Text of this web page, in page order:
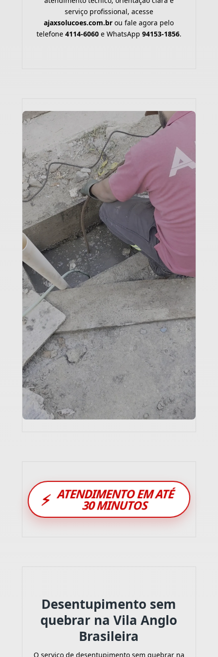
serviço profissional, acesse
ajaxsolucoes.com.br ou fale agora pelo
telefone 4114-6060e WhatsApp 94153-1856.
⚡ ATENDIMENTO EM ATÉ
30 MINUTOS
Desentupimento sem
quebrar na Vila Anglo
Brasileira
O serviço de desentupimento sem quebrar na